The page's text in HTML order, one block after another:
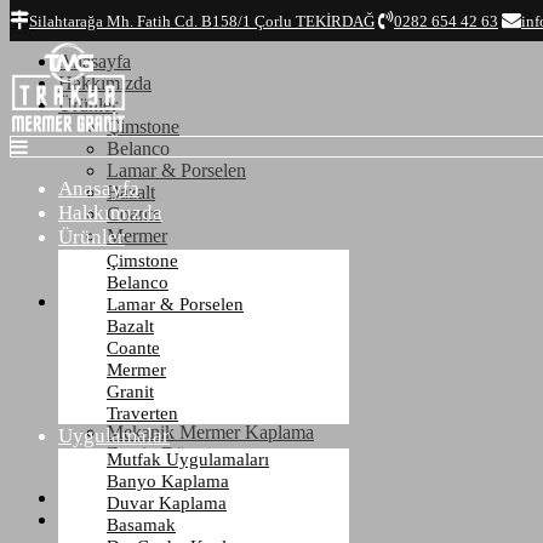
Top
Anasayfa
Hakkımızda
Ürünler
Çimstone
Belanco
Lamar & Porselen
Bazalt
Coante
Mermer
Granit
Traverten
Uygulamalar
Mutfak Uygulamaları
Banyo Kaplama
Duvar Kaplama
Basamak
Dış Cephe Kaplama
Mekanik Mermer Kaplama
Zemin Döşeme
Mezar - Kabristan
Referanslar
İletişim
Silahtarağa Mh. Fatih Cd. B158/1 Çorlu TEKİRDAĞ 0282 654 42 63
Anasayfa
Hakkımızda
Ürünler
Çimstone
Belanco
Lamar & Porselen
Bazalt
Coante
Mermer
Granit
Traverten
Uygulamalar
Mutfak Uygulamaları
Banyo Kaplama
Duvar Kaplama
Basamak